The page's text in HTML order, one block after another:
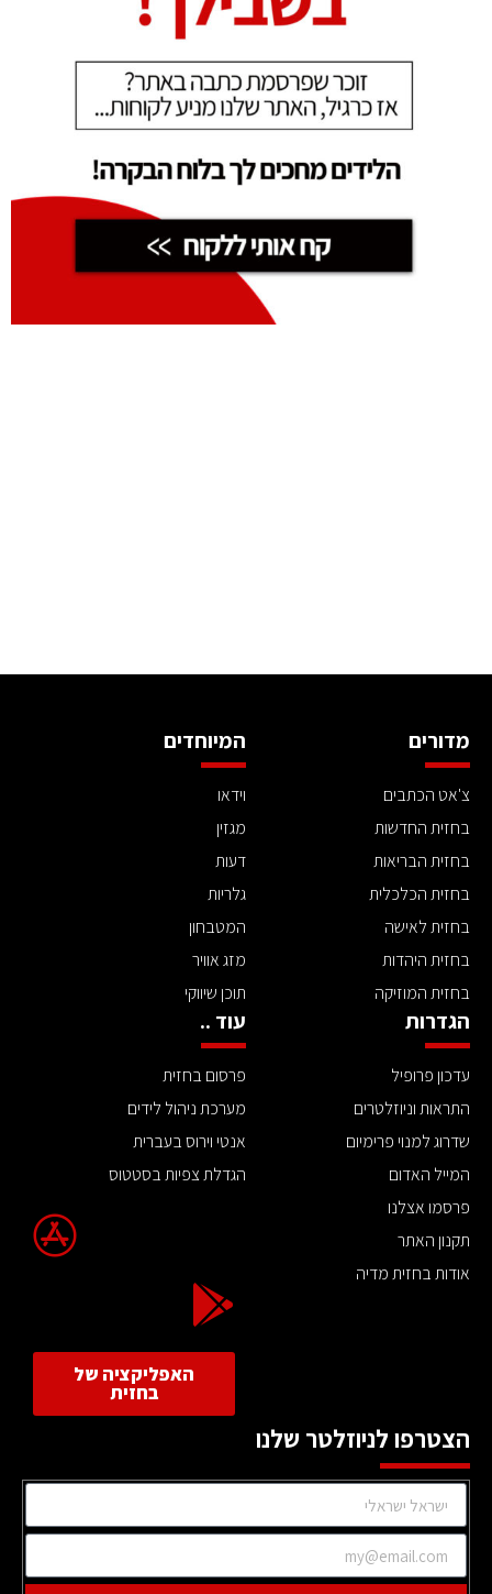
מדורים
צ'אט הכתבים
בחזית החדשות
בחזית הבריאות
בחזית הכלכלית
בחזית לאישה
בחזית היהדות
בחזית המוזיקה
המיוחדים
וידאו
מגזין
דעות
גלריות
המטבחון
מזג אוויר
תוכן שיווקי
הגדרות
עדכון פרופיל
התראות וניוזלטרים
שדרוג למנוי פרימיום
המייל האדום
פרסמו אצלנו
תקנון האתר
אודות בחזית מדיה
עוד ..
פרסום בחזית
מערכת ניהול לידים
אנטי וירוס בעברית
הגדלת צפיות בסטטוס
האפליקציה של
בחזית
הצטרפו לניוזלטר שלנו